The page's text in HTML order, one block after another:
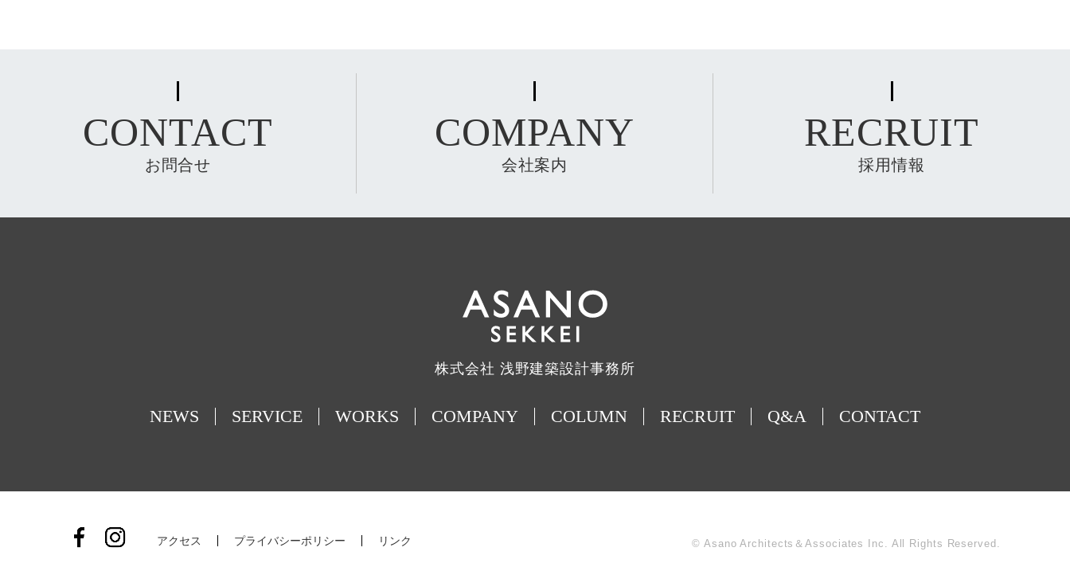
CONTACT
お問合せ
COMPANY
会社案内
RECRUIT
採用情報
株式会社 浅野建築設計事務所
NEWS SERVICE WORKS COMPANY COLUMN RECRUIT Q&A CONTACT
アクセス プライバシーポリシー リンク © Asano Architects＆Associates Inc. All Rights Reserved.